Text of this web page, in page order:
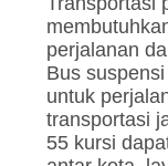
perjalanan
Bus
untuk
transportasi
55 kursi